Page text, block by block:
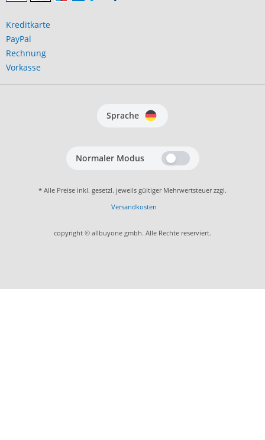
Kreditkarte
PayPal
Rechnung
Vorkasse
Sprache
Normaler Modus
* Alle Preise inkl. gesetzl. jeweils gültiger Mehrwertsteuer zzgl.
Versandkosten
copyright © allbuyone gmbh. Alle Rechte reserviert.